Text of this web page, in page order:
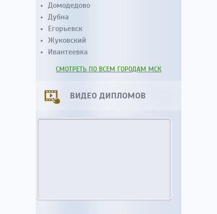
Домодедово
Дубна
Егорьевск
Жуковский
Ивантеевка
СМОТРЕТЬ ПО ВСЕМ ГОРОДАМ МСК
ВИДЕО ДИПЛОМОВ